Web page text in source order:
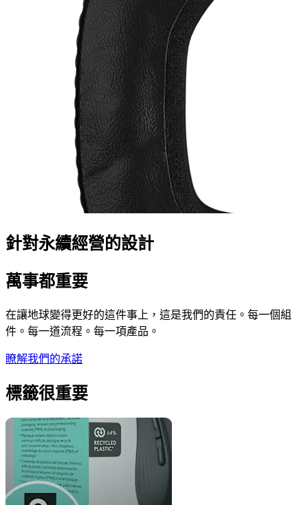
針對永續經營的設計
萬事都重要
在讓地球變得更好的這件事上，這是我們的責任。每一個組
件。每一道流程。每一項產品。
瞭解我們的承諾
標籤很重要